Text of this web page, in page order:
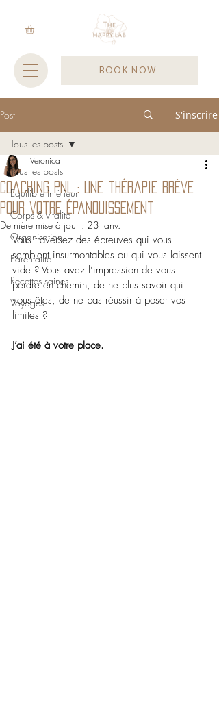
BOOK NOW
Post S'inscrire
Tous les posts
Equilibre intérieur
Corps & vitalité
Organisation
Parentalité
Recettes saines
Voyages
Tous les posts
Coaching PNL : Une thérapie brève
pour votre épanouissement
Veronica
Dernière mise à jour : 23 janv.
Vous traversez des épreuves qui vous
semblent insurmontables ou qui vous laissent
vide ? Vous avez l’impression de vous
perdre en chemin, de ne plus savoir qui
vous êtes, de ne pas réussir à poser vos
limites ?
J’ai été à votre place.